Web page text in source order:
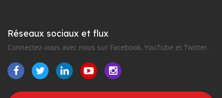
Réseaux sociaux et flux
Connectez-vous avec nous sur Facebook, YouTube et Twitter.